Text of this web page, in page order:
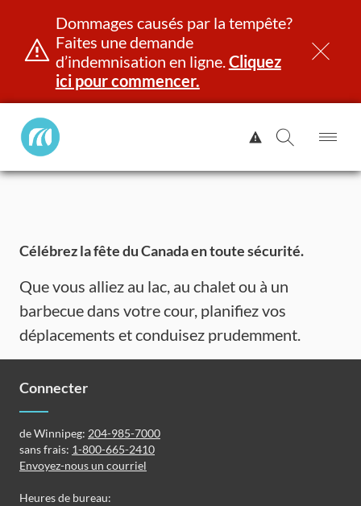
Aller
Dommages causés par la tempête?
Faites une demande
d’indemnisation en ligne.Cliquez
ici pour commencer.
Manitoba
Public
Afficher
l'alerte.
la
le
Célébrez la fête du Canada en toute sécurité.
Que vous alliez au lac, au chalet ou à un
barbecue dans votre cour, planifiez vos
déplacements et conduisez prudemment.
Connecter
de Winnipeg: 204-985-7000
sans frais: 1-800-665-2410
Envoyez-nous un courriel
Heures de bureau: